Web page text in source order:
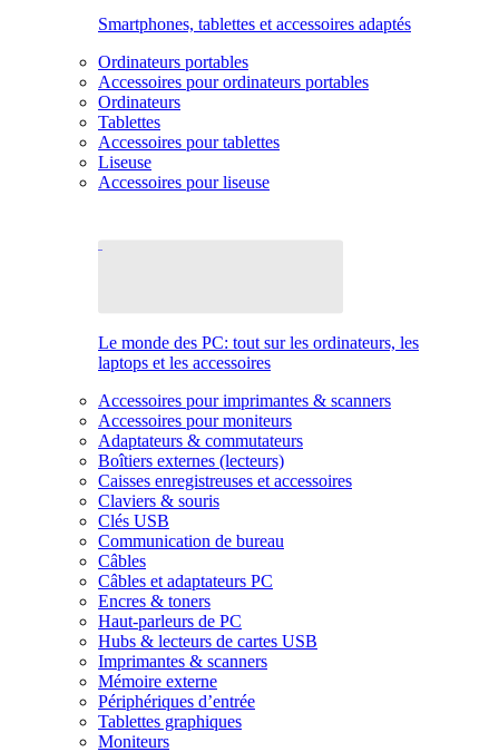
Smartphones, tablettes et accessoires adaptés
Ordinateurs portables
Accessoires pour ordinateurs portables
Ordinateurs
Tablettes
Accessoires pour tablettes
Liseuse
Accessoires pour liseuse
Le monde des PC: tout sur les ordinateurs, les
laptops et les accessoires
Accessoires pour imprimantes & scanners
Accessoires pour moniteurs
Adaptateurs & commutateurs
Boîtiers externes (lecteurs)
Caisses enregistreuses et accessoires
Claviers & souris
Clés USB
Communication de bureau
Câbles
Câbles et adaptateurs PC
Encres & toners
Haut-parleurs de PC
Hubs & lecteurs de cartes USB
Imprimantes & scanners
Mémoire externe
Périphériques d’entrée
Tablettes graphiques
Moniteurs